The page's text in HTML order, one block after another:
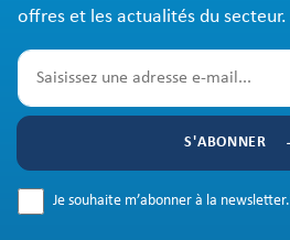
offres et les actualités du secteur.
S'ABONNER
Je souhaite m’abonner à la